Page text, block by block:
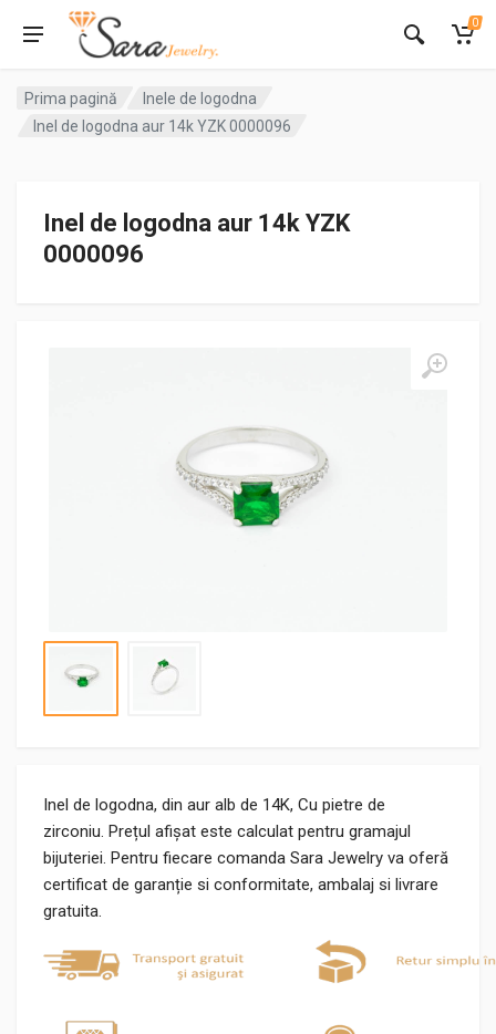
0
Prima pagină
Inele de logodna
Inel de logodna aur 14k YZK 0000096
Inel de logodna aur 14k YZK
0000096
Inel de logodna, din aur alb de 14K, Cu pietre de
zirconiu. Prețul afișat este calculat pentru gramajul
bijuteriei. Pentru fiecare comanda Sara Jewelry va oferă
certificat de garanție si conformitate, ambalaj si livrare
gratuita.